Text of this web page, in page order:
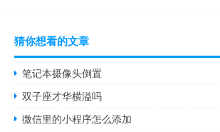
猜你想看的文章
笔记本摄像头倒置
双子座才华横溢吗
微信里的小程序怎么添加